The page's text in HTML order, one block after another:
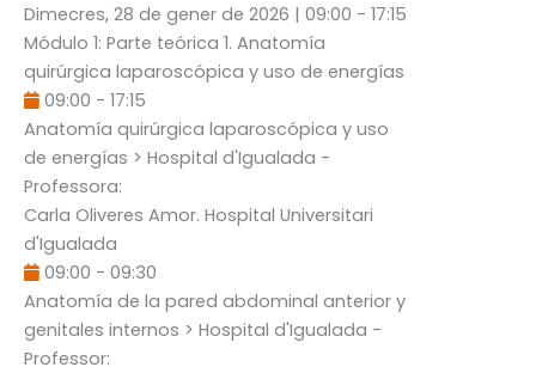
Dimecres, 28 de gener de 2026 | 09:00 - 17:15
Módulo 1: Parte teórica 1. Anatomía
quirúrgica laparoscópica y uso de energías
09:00 - 17:15
Anatomía quirúrgica laparoscópica y uso
de energías > Hospital d'Igualada -
Professora:
Carla Oliveres Amor. Hospital Universitari
d'Igualada
09:00 - 09:30
Anatomía de la pared abdominal anterior y
genitales internos > Hospital d'Igualada -
Professor: